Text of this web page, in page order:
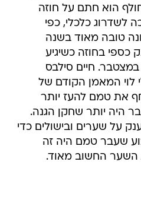
הוא חתם על חוזה
לשדרוג כלכלי, כפי
טובה מאוד בשנה
בחוזה כשיגיע
חיים סילבס
המאמן הקודם של
את טמם להעז יותר
היה יותר שחקן הגנה.
על שערים ובישולים כדי
שעבר טמם היה זה
החשוב מאוד.